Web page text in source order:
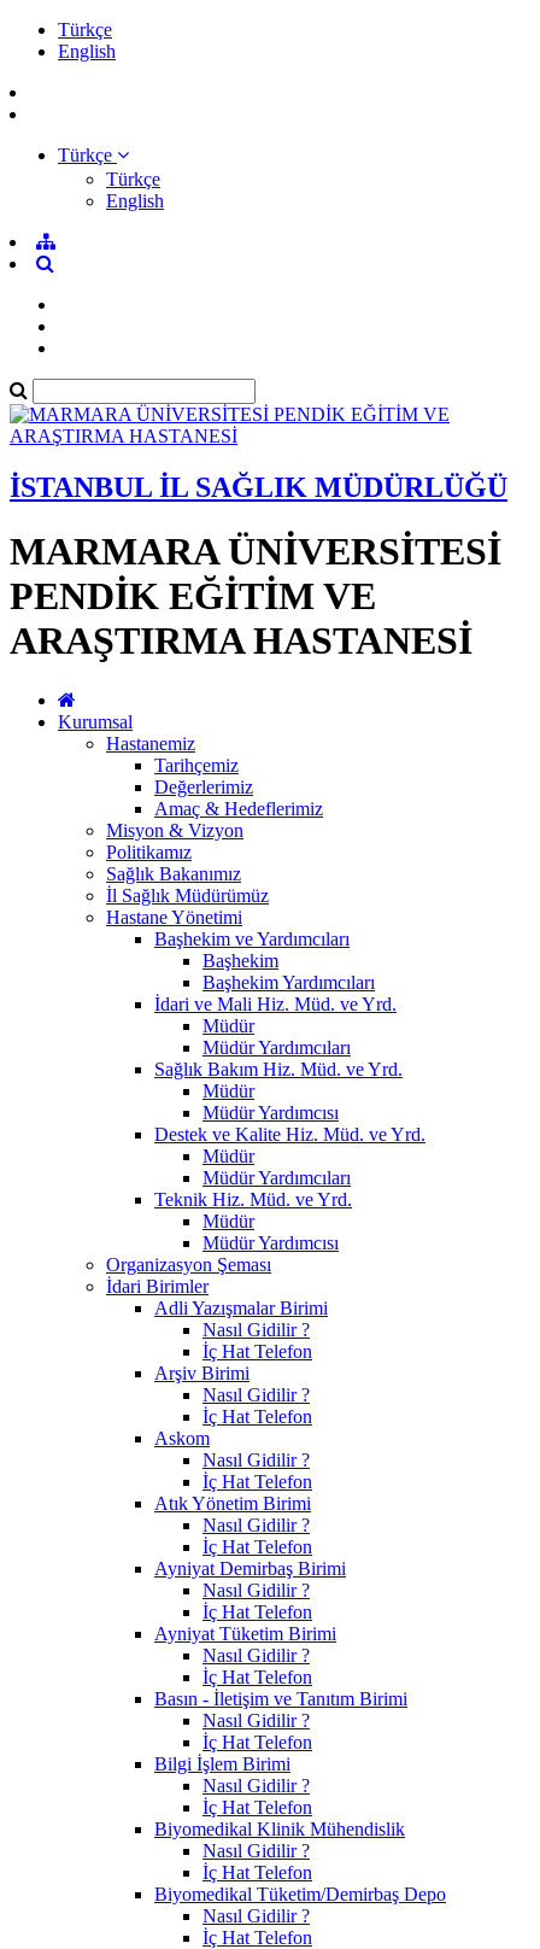
Türkçe
English
Türkçe
Türkçe
English
İSTANBUL İL SAĞLIK MÜDÜRLÜĞÜ
MARMARA ÜNİVERSİTESİ
PENDİK EĞİTİM VE
ARAŞTIRMA HASTANESİ
Kurumsal
Hastanemiz
Tarihçemiz
Değerlerimiz
Amaç & Hedeflerimiz
Misyon & Vizyon
Politikamız
Sağlık Bakanımız
İl Sağlık Müdürümüz
Hastane Yönetimi
Başhekim ve Yardımcıları
Başhekim
Başhekim Yardımcıları
İdari ve Mali Hiz. Müd. ve Yrd.
Müdür
Müdür Yardımcıları
Sağlık Bakım Hiz. Müd. ve Yrd.
Müdür
Müdür Yardımcısı
Destek ve Kalite Hiz. Müd. ve Yrd.
Müdür
Müdür Yardımcıları
Teknik Hiz. Müd. ve Yrd.
Müdür
Müdür Yardımcısı
Organizasyon Şeması
İdari Birimler
Adli Yazışmalar Birimi
Nasıl Gidilir ?
İç Hat Telefon
Arşiv Birimi
Nasıl Gidilir ?
İç Hat Telefon
Askom
Nasıl Gidilir ?
İç Hat Telefon
Atık Yönetim Birimi
Nasıl Gidilir ?
İç Hat Telefon
Ayniyat Demirbaş Birimi
Nasıl Gidilir ?
İç Hat Telefon
Ayniyat Tüketim Birimi
Nasıl Gidilir ?
İç Hat Telefon
Basın - İletişim ve Tanıtım Birimi
Nasıl Gidilir ?
İç Hat Telefon
Bilgi İşlem Birimi
Nasıl Gidilir ?
İç Hat Telefon
Biyomedikal Klinik Mühendislik
Nasıl Gidilir ?
İç Hat Telefon
Biyomedikal Tüketim/Demirbaş Depo
Nasıl Gidilir ?
İç Hat Telefon